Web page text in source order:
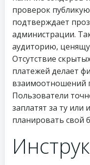
проверок
подтверждает
администрации.
аудиторию,
Отсутствие
платежей делает
взаимоотношений
Пользователи
заплатят за ту
планировать свой